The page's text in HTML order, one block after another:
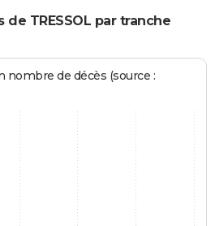
TRESSOL par tranche
nombre de décès (source :